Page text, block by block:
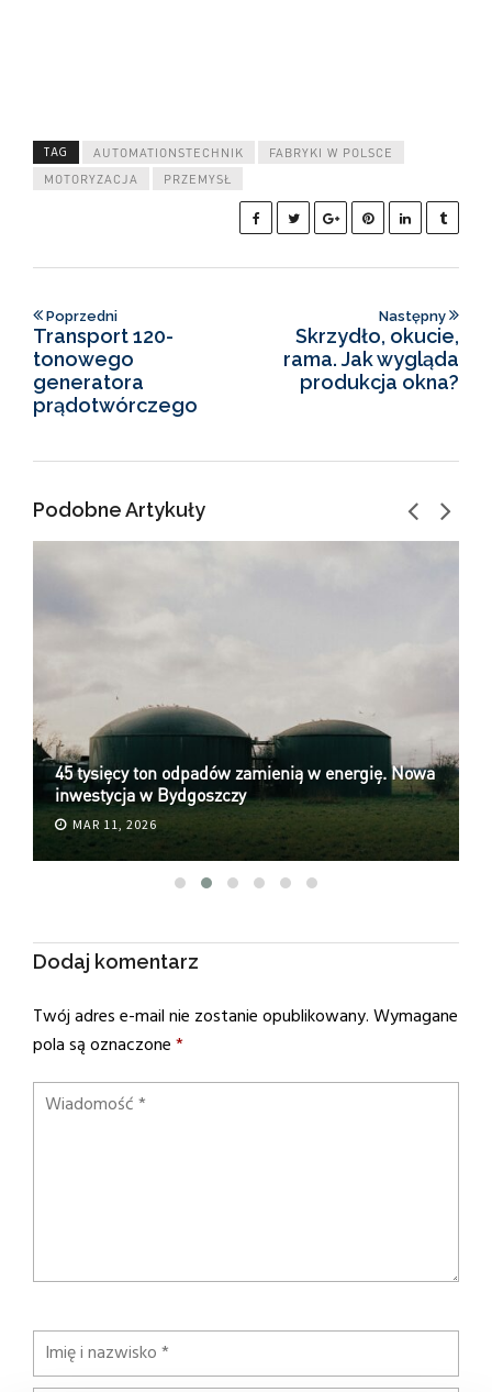
TAG AUTOMATIONSTECHNIK
FABRYKI W POLSCE
MOTORYZACJA
PRZEMYSŁ
Poprzedni
Transport 120-
tonowego
generatora
prądotwórczego
Następny
Skrzydło, okucie,
rama. Jak wygląda
produkcja okna?
Podobne Artykuły
45 tysięcy ton odpadów zamienią w energię. Nowa
inwestycja w Bydgoszczy
MAR 11, 2026
Dodaj komentarz
Twój adres e-mail nie zostanie opublikowany.Wymagane
pola są oznaczone*